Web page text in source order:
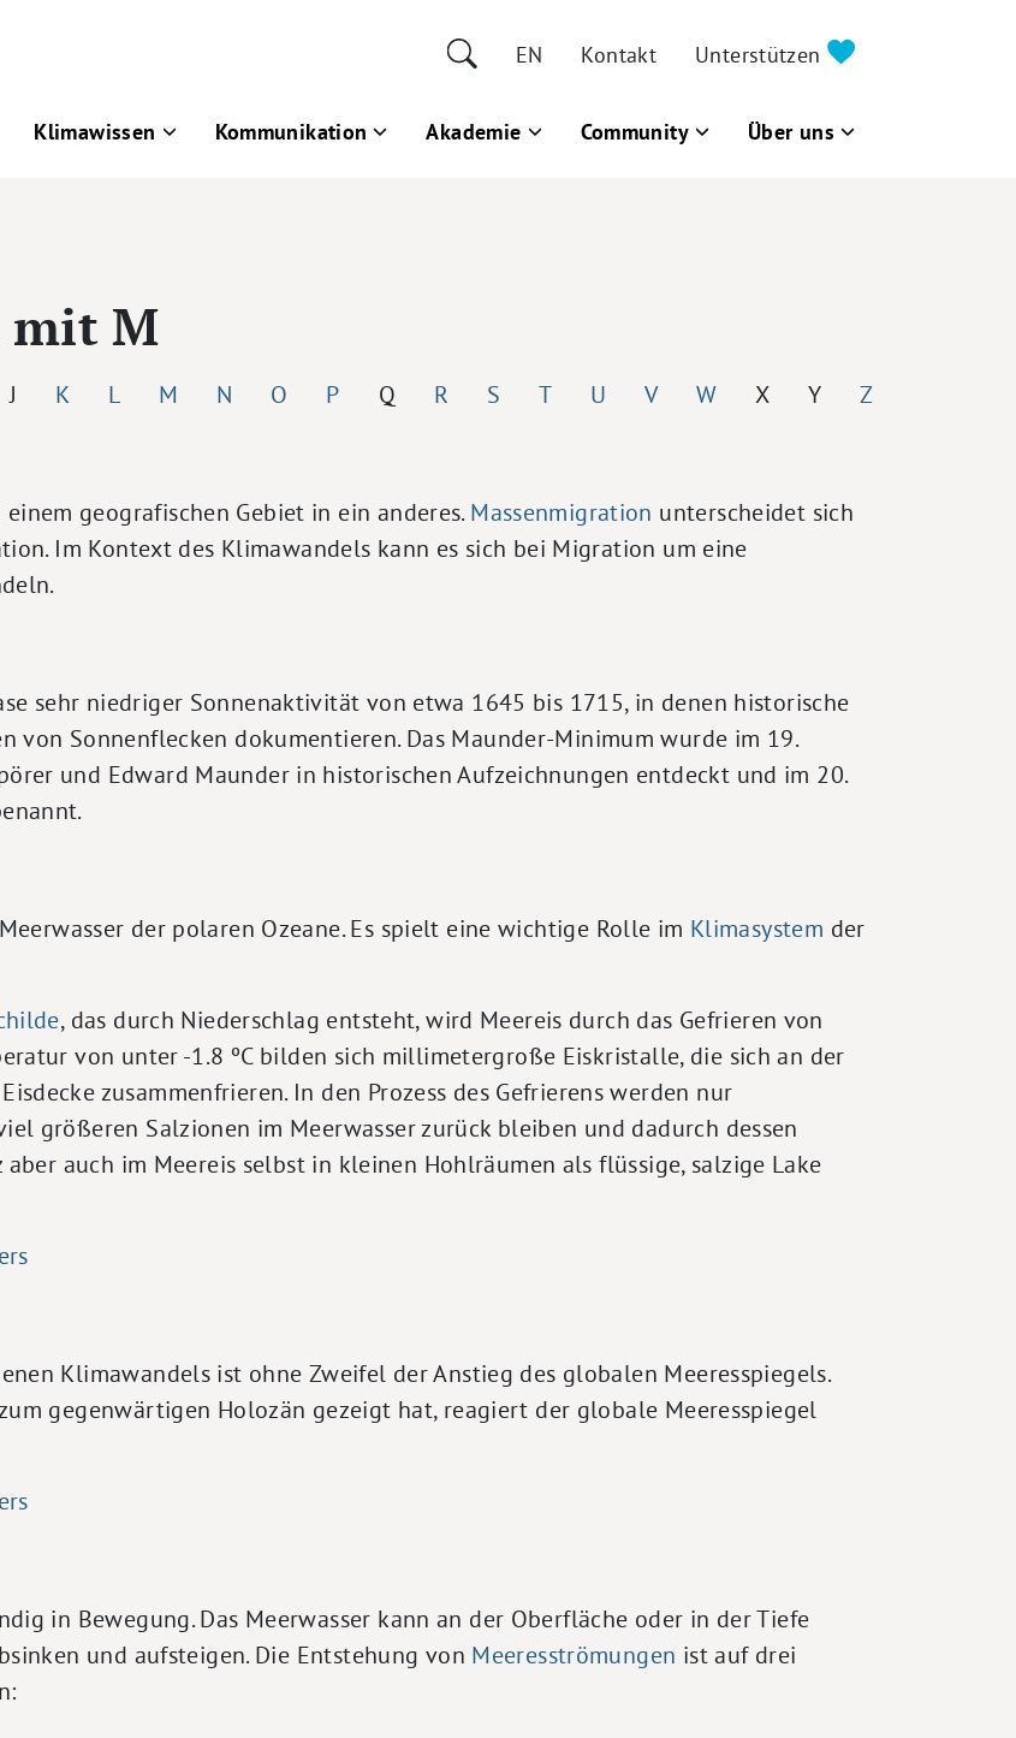
EN Kontakt Unterstützen
Klimawissen Kommunikation Akademie Community Über uns
mit M
J K L M N O P Q R S T U V W X Y Z
geografischen Gebiet in ein anderes. Massenmigration unterscheidet sich
Im Kontext des Klimawandels kann es sich bei Migration um eine
sehr niedriger Sonnenaktivität von etwa 1645 bis 1715, in denen historische
von Sonnenflecken dokumentieren. Das Maunder-Minimum wurde im 19.
und Edward Maunder in historischen Aufzeichnungen entdeckt und im 20.
der polaren Ozeane. Es spielt eine wichtige Rolle im Klimasystem der
, das durch Niederschlag entsteht, wird Meereis durch das Gefrieren von
von unter -1.8 ºC bilden sich millimetergroße Eiskristalle, die sich an der
zusammenfrieren. In den Prozess des Gefrierens werden nur
größeren Salzionen im Meerwasser zurück bleiben und dadurch dessen
auch im Meereis selbst in kleinen Hohlräumen als flüssige, salzige Lake
Klimawandels ist ohne Zweifel der Anstieg des globalen Meeresspiegels.
gegenwärtigen Holozän gezeigt hat, reagiert der globale Meeresspiegel
in Bewegung. Das Meerwasser kann an der Oberfläche oder in der Tiefe
und aufsteigen. Die Entstehung von Meeresströmungen ist auf drei